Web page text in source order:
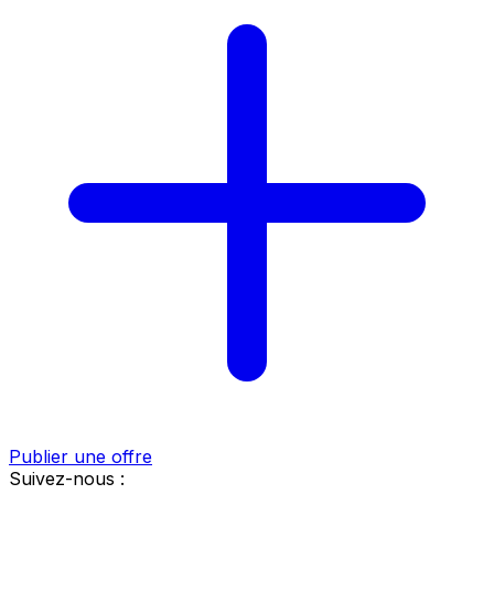
Publier une offre
Suivez-nous :